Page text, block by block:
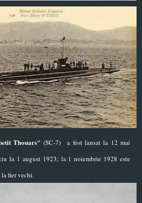
Thouars" (SC-7)a fost lansat la 12 mai
la 1 august 1923; la 1 noiembrie 1928 este
fier vechi.